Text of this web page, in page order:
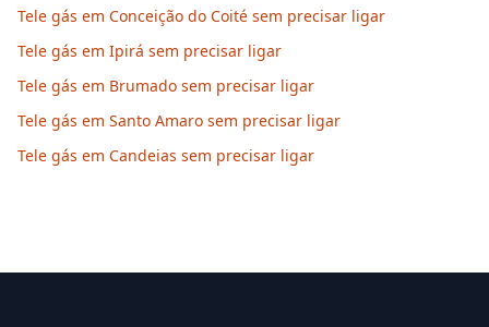
Tele gás em Conceição do Coité sem precisar ligar
Tele gás em Ipirá sem precisar ligar
Tele gás em Brumado sem precisar ligar
Tele gás em Santo Amaro sem precisar ligar
Tele gás em Candeias sem precisar ligar